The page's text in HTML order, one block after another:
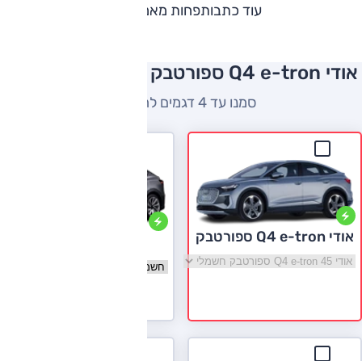
עוד כתבותפחות מאמרים
אודי Q4 e-tron ספורטבק השוואה למתחרים
סמנו עד 4 דגמים להשוואה
אודי Q4 e-tron ספורטבק
בחר גרסה אודי Q4 e-tron ספורטבק
בחר גרסה טסלה מודל Y